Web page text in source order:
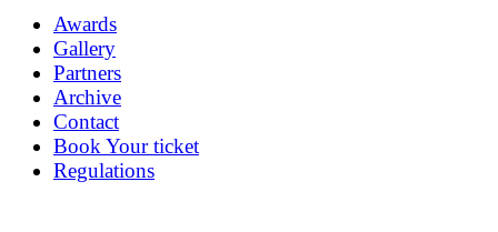
Awards
Gallery
Partners
Archive
Contact
Book Your ticket
Regulations